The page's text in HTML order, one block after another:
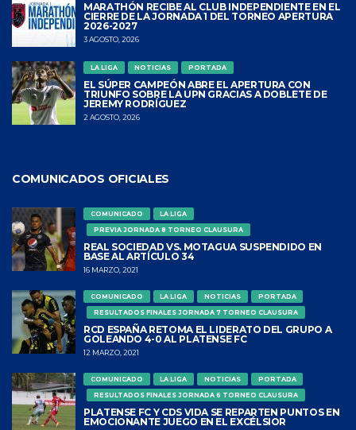
MARATHÓN RECIBE AL CLUB INDEPENDIENTE EN EL
CIERRE DE LA JORNADA 1 DEL TORNEO APERTURA
2026-2027
3 AGOSTO, 2026
LA LIGA NOTICIAS PORTADA
EL SÚPER CAMPEÓN ABRE EL APERTURA CON
TRIUNFO SOBRE LA UPN GRACIAS A DOBLETE DE
JEREMY RODRÍGUEZ
2 AGOSTO, 2026
COMUNICADOS OFICIALES
COMUNICADO
LA LIGA
PREVIA JORNADA 8 TORNEO CLAUSURA
REAL SOCIEDAD VS. MOTAGUA SUSPENDIDO EN
BASE AL ARTÍCULO 34
16 MARZO, 2021
COMUNICADO LA LIGA NOTICIAS
PORTADA
RESULTADOS FINALES JORNADA 7 TORNEO CLAUSURA
RCD ESPAÑA RETOMA EL LIDERATO DEL GRUPO A
GOLEANDO 4-0 AL PLATENSE FC
12 MARZO, 2021
COMUNICADO LA LIGA NOTICIAS
PORTADA
RESULTADOS FINALES JORNADA 6 TORNEO CLAUSURA
PLATENSE FC Y CDS VIDA SE REPARTEN PUNTOS EN
EMOCIONANTE JUEGO EN EL EXCÉLSIOR